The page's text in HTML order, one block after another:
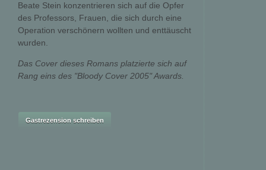
Beate Stein konzentrieren sich auf die Opfer
des Professors, Frauen, die sich durch eine
Operation verschönern wollten und enttäuscht
wurden.
Das Cover dieses Romans platzierte sich auf
Rang eins des "Bloody Cover 2005" Awards.